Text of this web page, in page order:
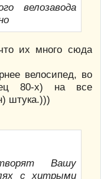
велозавода
их много сюда
велосипед, во
80-х) на все
штука.)))
Вашу
с хитрыми